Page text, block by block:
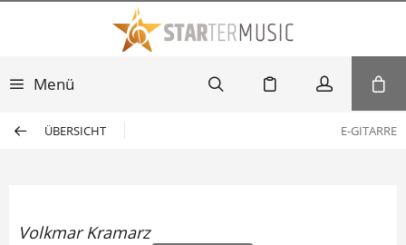
Menü
ÜBERSICHT E-GITARRE
Volkmar Kramarz